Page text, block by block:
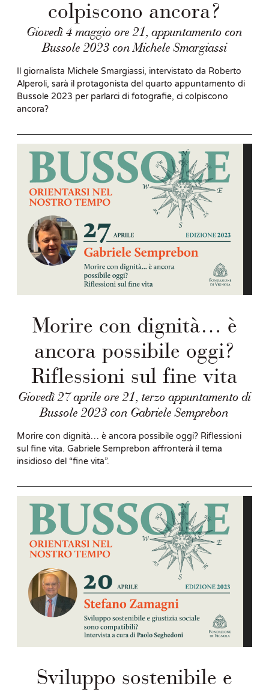
colpiscono ancora?
Giovedì 4 maggio ore 21, appuntamento con
Bussole 2023 con Michele Smargiassi
Il giornalista Michele Smargiassi, intervistato da Roberto
Alperoli, sarà il protagonista del quarto appuntamento di
Bussole 2023 per parlarci di fotografie, ci colpiscono
ancora?
Morire con dignità… è
ancora possibile oggi?
Riflessioni sul fine vita
Giovedì 27 aprile ore 21, terzo appuntamento di
Bussole 2023 con Gabriele Semprebon
Morire con dignità… è ancora possibile oggi? Riflessioni
sul fine vita. Gabriele Semprebon affronterà il tema
insidioso del “fine vita”.
Sviluppo sostenibile e